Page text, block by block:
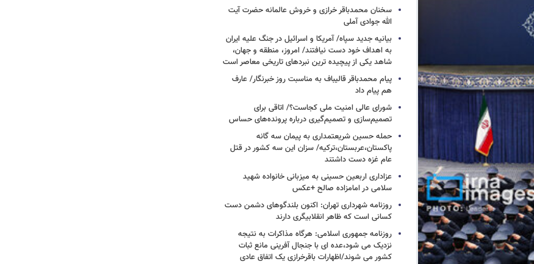
سخنان محمدباقر خرازی و خروش عالمانه حضرت آیت
الله جوادی آملی
بیانیه جدید سپاه/ آمریکا و اسرائیل در جنگ علیه ایران
به اهداف خود دست نیافتند/ امروز، منطقه و جهان،
شاهد یکی از پیچیده ترین نبردهای تاریخی معاصر است
پیام محمدباقر قالیباف به مناسبت روز خبرنگار/ عارف
هم پیام داد
شورای عالی امنیت ملی کجاست؟/ اتاقی برای
تصمیم‌سازی و تصمیم‌گیری درباره پرونده‌های حساس
حمله حسین شریعتمداری به پیمان سه گانه
پاکستان،عربستان،ترکیه/ سزان این سه کشور در قتل
عام غزه دست داشتند
عزاداری اربعین حسینی به میزبانی خانواده شهید
سلامی در امامزاده صالح +عکس
روزنامه شهرداری تهران: اکنون بلندگوهای دشمن دست
کسانی است که ظاهر انقلابیگری دارند
روزنامه جمهوری اسلامی: هرگاه مذاکرات به نتیجه
نزدیک می شود،عده ای با جنجال آفرینی مانع ثبات
کشور می شوند/اظهارات باقرخرازی یک اتفاق عادی